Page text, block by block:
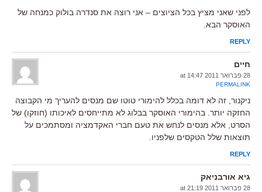
לפני שאני מציץ בכל הציוצים – אני רוצה את סנדרה בולוק כמנחה של
האוסקר הבא.
REPLY
חיים
28 פברואר 2011 at 14:47
PERMALINK
ניקנור, זה לא דומה בכלל להימורי טוטו שם מנסים להעריך מי הקבוצה
החזקה יותר. בהימורי האוסקר בבלוג לא מתייחסים לאיכותו (חוזקו) של
הסרט, אלא מנסים לנחש את טעם חברי האקדמציה ומסתמכים על
תוצאות שלל הטקסים שלפניו.
REPLY
גיא אורבניאק
28 פברואר 2011 at 21:19